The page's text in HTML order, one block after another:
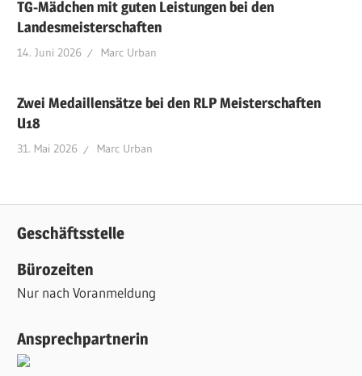
TG-Mädchen mit guten Leistungen bei den
Landesmeisterschaften
14. Juni 2026 Marc Urban
Zwei Medaillensätze bei den RLP Meisterschaften
U18
31. Mai 2026 Marc Urban
Geschäftsstelle
Bürozeiten
Nur nach Voranmeldung
Ansprechpartnerin